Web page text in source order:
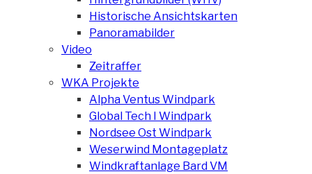
Historische Ansichtskarten
Panoramabilder
Video
Zeitraffer
WKA Projekte
Alpha Ventus Windpark
Global Tech I Windpark
Nordsee Ost Windpark
Weserwind Montageplatz
Windkraftanlage Bard VM